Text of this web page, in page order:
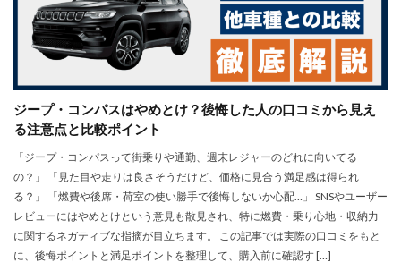
ジープ・コンパスはやめとけ？後悔した人の口コミから見え
る注意点と比較ポイント
「ジープ・コンパスって街乗りや通勤、週末レジャーのどれに向いてる
の？」 「見た目や走りは良さそうだけど、価格に見合う満足感は得られ
る？」 「燃費や後席・荷室の使い勝手で後悔しないか心配…」 SNSやユーザー
レビューにはやめとけという意見も散見され、特に燃費・乗り心地・収納力
に関するネガティブな指摘が目立ちます。 この記事では実際の口コミをもと
に、後悔ポイントと満足ポイントを整理して、購入前に確認す […]